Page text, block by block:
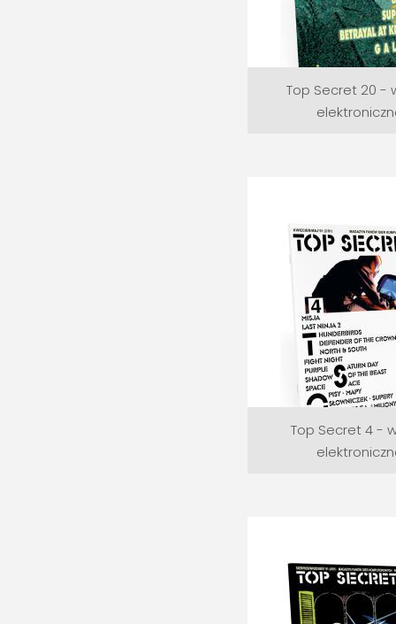
Top Secret 20 -
Top Secret 4 -